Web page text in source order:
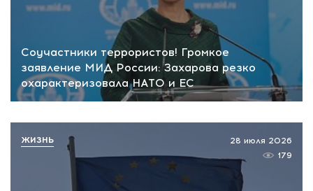
Соучастники террористов! Громкое
заявление МИД России: Захарова резко
охарактеризовала НАТО и ЕС
28 июля 2026
179
ЖИЗНЬ